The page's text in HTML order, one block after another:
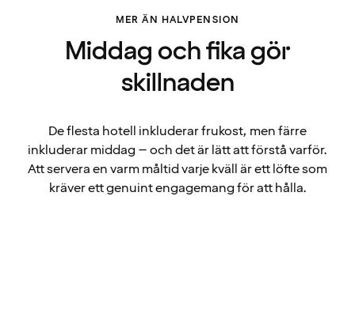
MER ÄN HALVPENSION
Middag och fika gör
skillnaden
De flesta hotell inkluderar frukost, men färre
inkluderar middag – och det är lätt att förstå varför.
Att servera en varm måltid varje kväll är ett löfte som
kräver ett genuint engagemang för att hålla.